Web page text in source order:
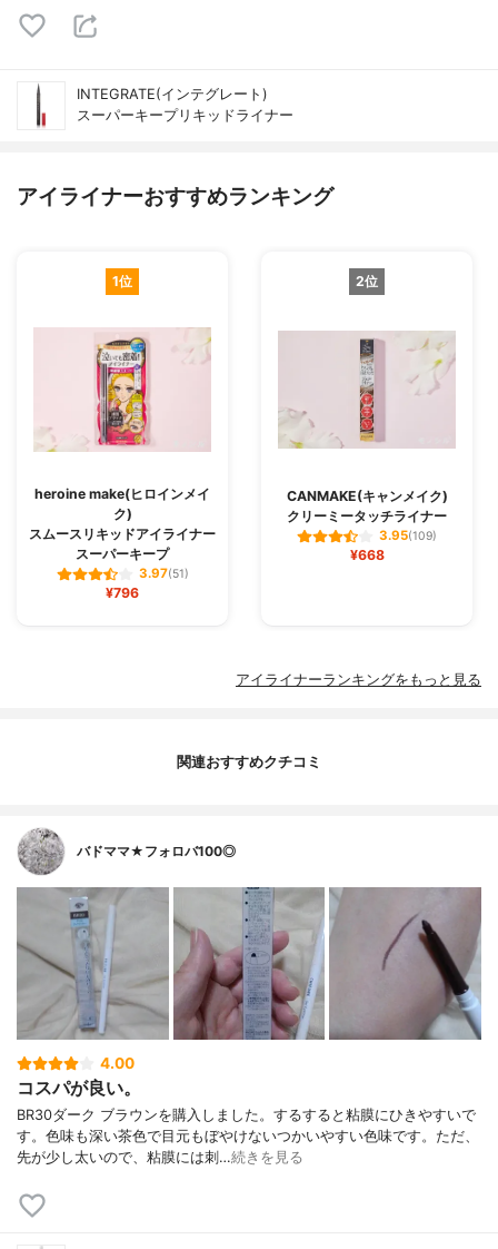
INTEGRATE(インテグレート)
スーパーキープリキッドライナー
アイライナーおすすめランキング
1位
heroine make(ヒロインメイ
ク)
スムースリキッドアイライナー
スーパーキープ
3.97(51)
¥796
2位
CANMAKE(キャンメイク)
クリーミータッチライナー
3.95(109)
¥668
アイライナーランキングをもっと見る
関連おすすめクチコミ
バドママ★フォロバ100◎
4.00
コスパが良い。
BR30ダーク ブラウンを購入しました。するすると粘膜にひきやすいで
す。色味も深い茶色で目元もぼやけないつかいやすい色味です。ただ、
先が少し太いので、粘膜には刺…続きを見る